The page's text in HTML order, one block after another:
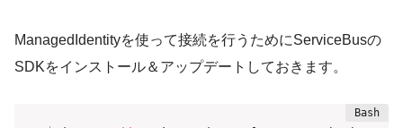
ManagedIdentityを使って接続を行うためにServiceBusの
SDKをインストール＆アップデートしておきます。